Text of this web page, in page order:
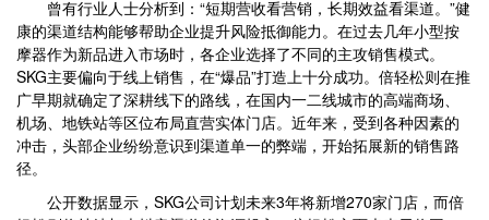
曾有行业人士分析到：“短期营收看营销，长期效益看渠道。”健
康的渠道结构能够帮助企业提升风险抵御能力。在过去几年小型按
摩器作为新品进入市场时，各企业选择了不同的主攻销售模式。
SKG主要偏向于线上销售，在“爆品”打造上十分成功。倍轻松则在推
广早期就确定了深耕线下的路线，在国内一二线城市的高端商场、
机场、地铁站等区位布局直营实体门店。近年来，受到各种因素的
冲击，头部企业纷纷意识到渠道单一的弊端，开始拓展新的销售路
径。
公开数据显示，SKG公司计划未来3年将新增270家门店，而倍